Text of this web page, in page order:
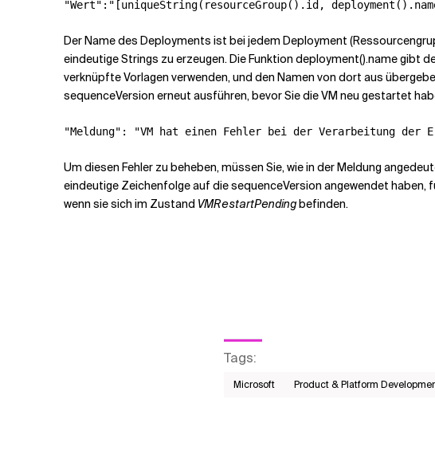
Der Name des Deployments ist bei jedem Deployment
eindeutige Strings zu erzeugen. Die Funktion deployment().name gibt
verknüpfte Vorlagen verwenden, und den Namen von dort aus
sequenceVersion erneut ausführen, bevor Sie die VM neu gestartet
Um diesen Fehler zu beheben, müssen Sie, wie in der Meldung
eindeutige Zeichenfolge auf die sequenceVersion angewendet haben,
wenn sie sich im Zustand VMRestartPendingbefinden.
Tags:
Microsoft Product & Platform